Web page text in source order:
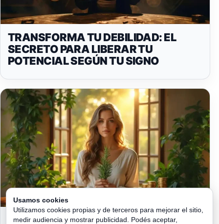
TRANSFORMA TU DEBILIDAD: EL
SECRETO PARA LIBERAR TU
POTENCIAL SEGÚN TU SIGNO
EL PODER DEL ROMERO EN LA
Usamos cookies
Utilizamos cookies propias y de terceros para mejorar el sitio,
medir audiencia y mostrar publicidad. Podés aceptar,